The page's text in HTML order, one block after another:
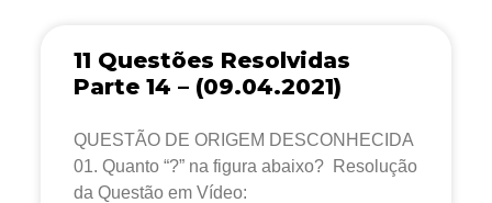
11 Questões Resolvidas
Parte 14 – (09.04.2021)
QUESTÃO DE ORIGEM DESCONHECIDA
01. Quanto “?” na figura abaixo? Resolução
da Questão em Vídeo: